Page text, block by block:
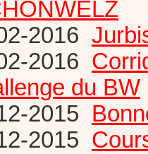
2016
2016
du BW
2015
2015